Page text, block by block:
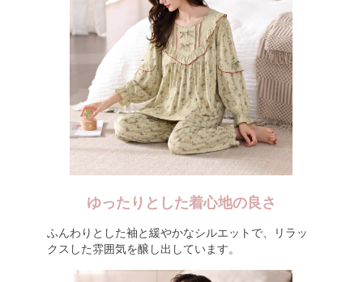
ゆったりとした着心地の良さ
ふんわりとした袖と緩やかなシルエットで、リラッ
クスした雰囲気を醸し出しています。